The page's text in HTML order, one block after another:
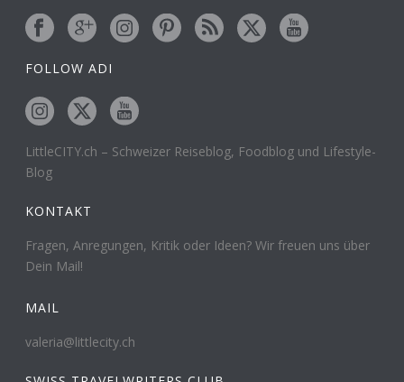
FOLLOW ADI
LittleCITY.ch – Schweizer Reiseblog, Foodblog und Lifestyle-
Blog
KONTAKT
Fragen, Anregungen, Kritik oder Ideen? Wir freuen uns über
Dein Mail!
MAIL
valeria@littlecity.ch